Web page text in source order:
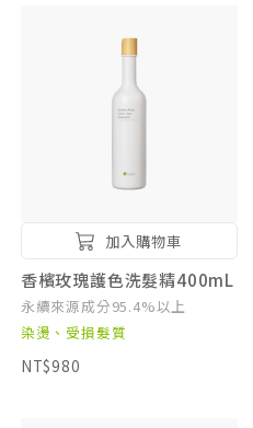
加入購物車
香檳玫瑰護色洗髮精400mL
永續來源成分95.4%以上
染燙、受損髮質
NT$980